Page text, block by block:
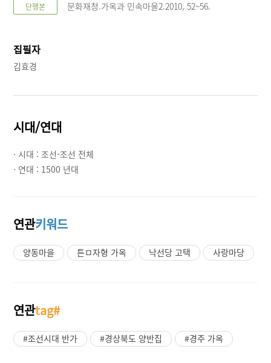
단행본 문화재청.가옥과 민속마을2.2010, 52~56.
집필자
김효경
시대/연대
· 시대 : 조선-조선 전체
· 연대 : 1500 년대
연관키워드
양동마을 튼ㅁ자형 가옥 낙선당 고택 사랑마당
연관tag#
#조선시대 반가 #경상북도 양반집 #경주 가옥